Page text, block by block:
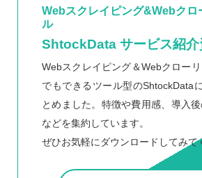
Webスクレイピング&Webクロ
ル
ShtockData サービス紹介
Webスクレイピング＆Webクロー
でもできるツール型のShtockData
とめました。特徴や費用感、導入
などを集約しています。
ぜひお気軽にダウンロードしてみて